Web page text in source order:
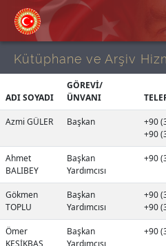
Kütüphane ve Arşiv
ADI SOYADI
GÖREVİ/
ÜNVANI
Azmi GÜLER Başkan
+90
+90
Ahmet
BALIBEY
Başkan
Yardımcısı
+90
Gökmen
TOPLU
Başkan
Yardımcısı
+90
+90
Ömer
KESİKBAŞ
Başkan
Yardımcısı
+90